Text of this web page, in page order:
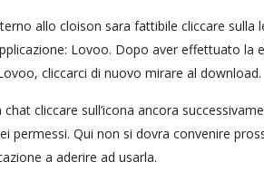
allo cloison sara fattibile cliccare
Lovoo. Dopo aver effettuato
cliccarci di nuovo mirare al download.
chat cliccare sull’icona ancora
permessi. Qui non si dovra convenire
a aderire ad usarla.